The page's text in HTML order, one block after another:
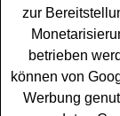
Ein
gern ein tolles
zur
betrieben
können von
Werbung